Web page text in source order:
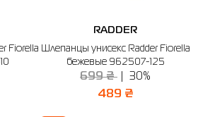
Fiorella
RADDER
Шлепанцы унисекс Radder Fiorella
бежевые 962507-125
699 ₴ 30%
489 ₴